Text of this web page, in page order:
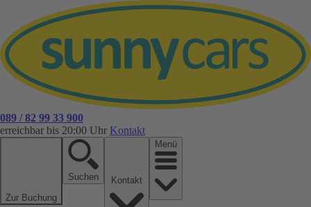
089 / 82 99 33 900
erreichbar bis 20:00 Uhr Kontakt
Zur Buchung
Suchen
Menü